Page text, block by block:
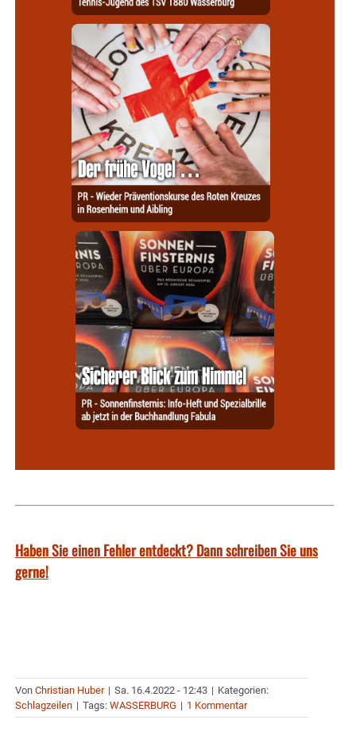
Haben Sie einen Fehler entdeckt? Dann schreiben Sie uns
gerne!
Von Christian Huber | Sa. 16.4.2022 - 12:43 | Kategorien:
Schlagzeilen | Tags: WASSERBURG | 1 Kommentar